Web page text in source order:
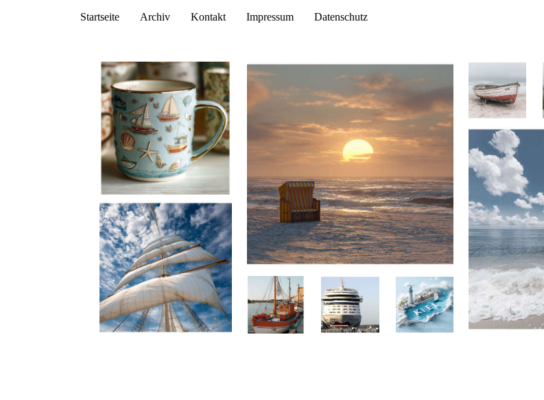
Startseite Archiv Kontakt Impressum Datenschutz